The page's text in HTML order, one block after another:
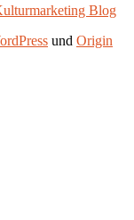
Blog
und Origin